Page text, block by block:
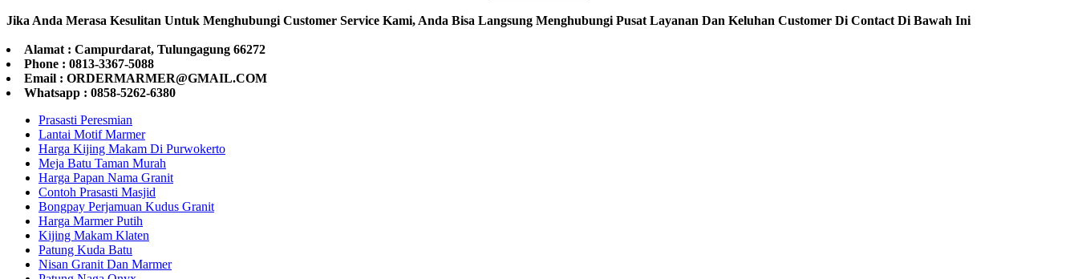
Jika Anda Merasa Kesulitan Untuk Menghubungi Customer Service Kami, Anda Bisa Langsung Menghubungi Pusat Layanan Dan Keluhan Customer Di Contact Di Bawah Ini
Alamat : Campurdarat, Tulungagung 66272
Phone : 0813-3367-5088
Email : ORDERMARMER@GMAIL.COM
Whatsapp : 0858-5262-6380
Prasasti Peresmian
Lantai Motif Marmer
Harga Kijing Makam Di Purwokerto
Meja Batu Taman Murah
Harga Papan Nama Granit
Contoh Prasasti Masjid
Bongpay Perjamuan Kudus Granit
Harga Marmer Putih
Kijing Makam Klaten
Patung Kuda Batu
Nisan Granit Dan Marmer